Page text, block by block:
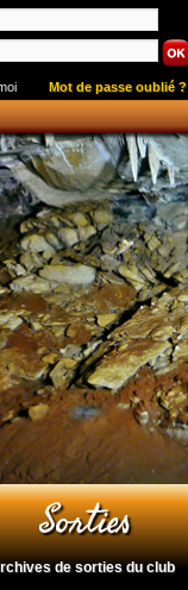
Mot de passe oublié ?
Sorties
de sorties du club